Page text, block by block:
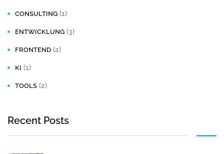
CONSULTING (1)
ENTWICKLUNG (3)
FRONTEND (2)
KI (1)
TOOLS (2)
Recent Posts